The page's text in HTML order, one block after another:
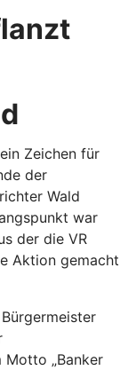
Zeichen für
der
Wald
war
der die VR
Aktion gemacht
Motto „Banker